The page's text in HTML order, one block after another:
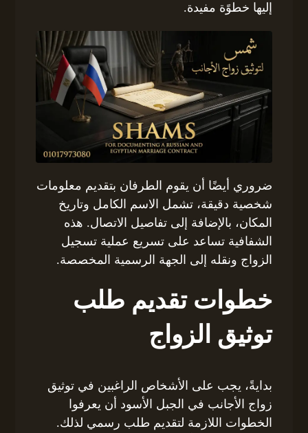
إليها خطوًة مفيدة.
ضروري أيضًا أن يقوم الطرفان بتقديم معلومات
شخصية دقيقة، تشمل الاسم الكامل وتاريخ
المكان، بالإضافة إلى تفاصيل الاتصال. هذه
الشفافية تساعد على تسريع عملية تسجيل
الزواج ونقله إلى الجهة الرسمية المخصصة.
خطوات تقديم طلب
توثيق الزواج
بدايةً، يجب على الأشخاص الراغبين في توثيق
زواج الأجانب في الجبل الأسود أن يعرفوا
الخطوات اللازمة لتقديم طلب رسمي لذلك.